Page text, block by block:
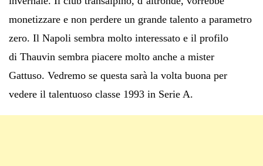
monetizzare e non perdere un grande talento a parametro
zero. Il Napoli sembra molto interessato e il profilo
di Thauvin sembra piacere molto anche a mister
Gattuso. Vedremo se questa sarà la volta buona per
vedere il talentuoso classe 1993 in Serie A.